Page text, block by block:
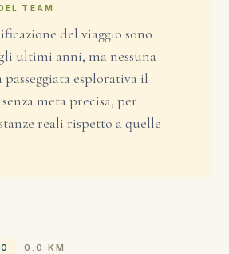
TEAM
del viaggio sono
ultimi anni, ma nessuna
esplorativa il
meta precisa, per
reali rispetto a quelle
· 0.0 KM